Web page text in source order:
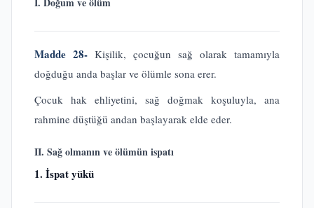
Madde 28- Kişilik, çocuğun sağ olarak tamamıyla
doğduğu anda başlar ve ölümle sona erer.
Çocuk hak ehliyetini, sağ doğmak koşuluyla, ana
rahmine düştüğü andan başlayarak elde eder.
II. Sağ olmanın ve ölümün ispatı
1. İspat yükü